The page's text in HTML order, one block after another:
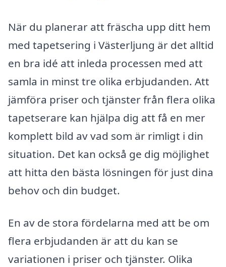
När du planerar att fräscha upp ditt hem
med tapetsering i Västerljung är det alltid
en bra idé att inleda processen med att
samla in minst tre olika erbjudanden. Att
jämföra priser och tjänster från flera olika
tapetserare kan hjälpa dig att få en mer
komplett bild av vad som är rimligt i din
situation. Det kan också ge dig möjlighet
att hitta den bästa lösningen för just dina
behov och din budget.
En av de stora fördelarna med att be om
flera erbjudanden är att du kan se
variationen i priser och tjänster. Olika